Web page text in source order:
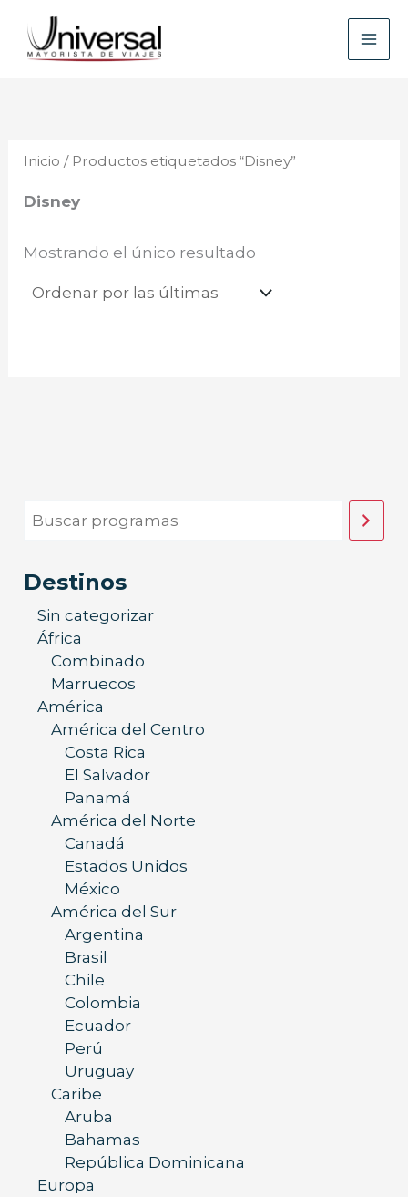
contenido
Inicio / Productos etiquetados “Disney”
Disney
Mostrando el único resultado
u
r
Destinos
Sin categorizar
África
Combinado
Marruecos
América
América del Centro
Costa Rica
El Salvador
Panamá
América del Norte
Canadá
Estados Unidos
México
América del Sur
Argentina
Brasil
Chile
Colombia
Ecuador
Perú
Uruguay
Caribe
Aruba
Bahamas
República Dominicana
Europa